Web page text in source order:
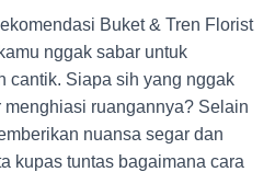
Buket & Tren Florist
nggak sabar untuk
cantik. Siapa sih yang nggak
ruangannya? Selain
nuansa segar dan
kupas tuntas bagaimana cara